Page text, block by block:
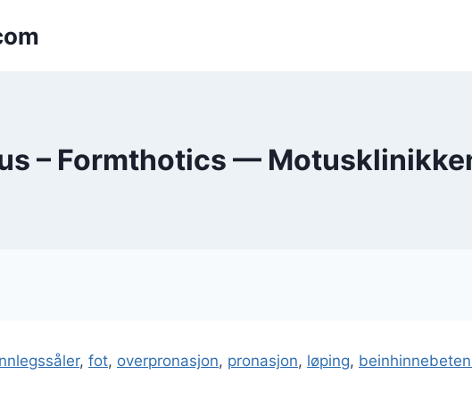
– Formthotics —
, fot, overpronasjon, pronasjon, løping,